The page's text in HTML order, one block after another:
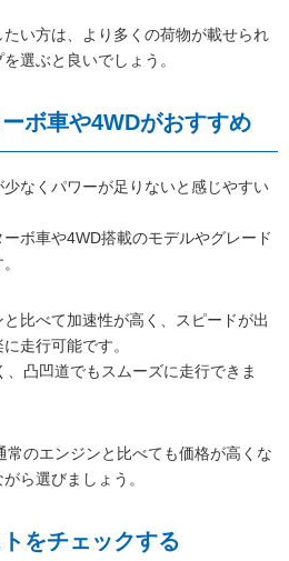
い方は、より多くの荷物が載せられ
選ぶと良いでしょう。
ボ車や4WDがおすすめ
なくパワーが足りないと感じやすい
ボ車や4WD搭載のモデルやグレード
比べて加速性が高く、スピードが出
走行可能です。
凸凹道でもスムーズに走行できま
常のエンジンと比べても価格が高くな
ら選びましょう。
をチェックする